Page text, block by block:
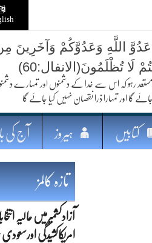
اللَّهِ وَعَدُوَّكُمْ وَآخَرِينَ مِن
تُظْلَمُونَ(الانفال:60)
کہ اس سے خدا کے دشمنوں اور تمہارے دشمنوں
گا اور تمہارا ذرا نقصان نہیں کیا جائے گا
کتابیں ہیروز آج کی
تازہ کالمز
آزادکشمیرمیں حالیہ
امریکاکشیدگی